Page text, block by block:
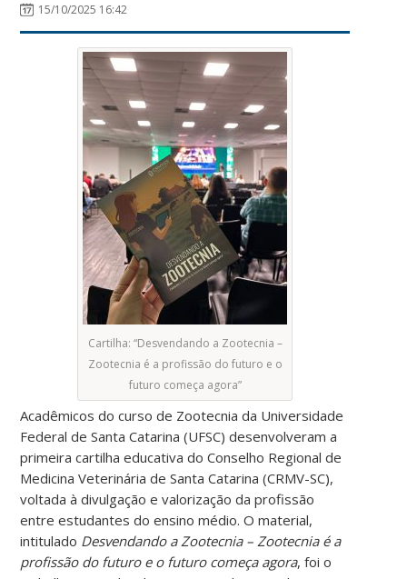
15/10/2025 16:42
Cartilha: “Desvendando a Zootecnia –
Zootecnia é a profissão do futuro e o
futuro começa agora”
Acadêmicos do curso de Zootecnia da Universidade
Federal de Santa Catarina (UFSC) desenvolveram a
primeira cartilha educativa do Conselho Regional de
Medicina Veterinária de Santa Catarina (CRMV-SC),
voltada à divulgação e valorização da profissão
entre estudantes do ensino médio. O material,
intitulado Desvendando a Zootecnia – Zootecnia é a
profissão do futuro e o futuro começa agora, foi o